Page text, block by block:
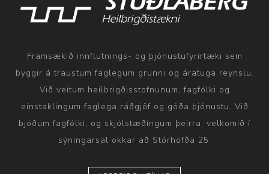
Framsækið innflutnings- og þjónustufyrirtæki sem
byggir á traustum faglegum grunni og áratuga reynslu.
Við veitum heilbrigðisstofnunum, fagfólki og
einstaklingum faglega ráðgjöf og góða þjónustu. Við
bjóðum fagfólki, og skjólstæðingum þeirra, velkomið í
sýningarsal okkar að Stórhöfða 25.